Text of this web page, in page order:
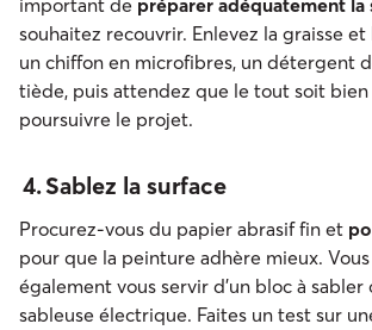
important de préparer adéquatement la
souhaitez recouvrir. Enlevez la graisse et
un chiffon en microfibres, un détergent
tiède, puis attendez que le tout soit bien
poursuivre le projet.
4. Sablez la surface
Procurez-vous du papier abrasif fin et
pour que la peinture adhère mieux.
également vous servir d’un bloc à sabler
sableuse électrique. Faites un test sur